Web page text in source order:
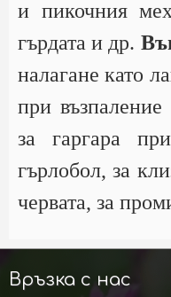
и пикочния
гърдата и др.
налагане като
при
за гаргара
гърлобол, за
червата, за
Връзка с нас